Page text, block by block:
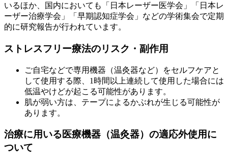
いるほか、国内においても「日本レーザー医学会」「日本レ
ーザー治療学会」「早期認知症学会」などの学術集会で定期
的に研究報告が行われています。
ストレスフリー療法のリスク・副作用
ご自宅などで専用機器（温灸器など）をセルフケアと
して使用する際、1時間以上連続して使用した場合には
低温やけどが起こる可能性があります。
肌が弱い方は、テープによるかぶれが生じる可能性が
あります。
治療に用いる医療機器（温灸器）の適応外使用に
ついて